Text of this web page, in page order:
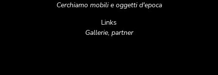
Cerchiamo mobili e oggetti d'epoca
Links
Gallerie, partner